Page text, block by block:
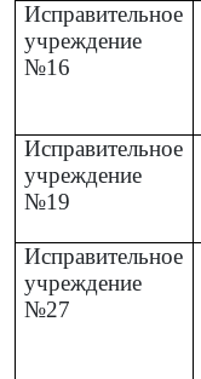
Исправительное
учреждение
№16
Исправительное
учреждение
№19
Исправительное
учреждение
№27